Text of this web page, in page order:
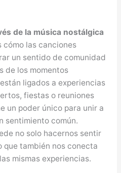
de la música nostálgica
las canciones
un sentido de comunidad
de los momentos
ligados a experiencias
fiestas o reuniones
un poder único para unir a
sentimiento común.
no solo hacernos sentir
que también nos conecta
mismas experiencias.